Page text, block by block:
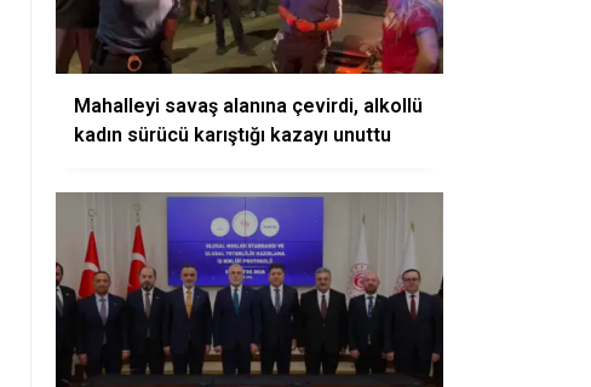
Mahalleyi savaş alanına çevirdi, alkollü
kadın sürücü karıştığı kazayı unuttu